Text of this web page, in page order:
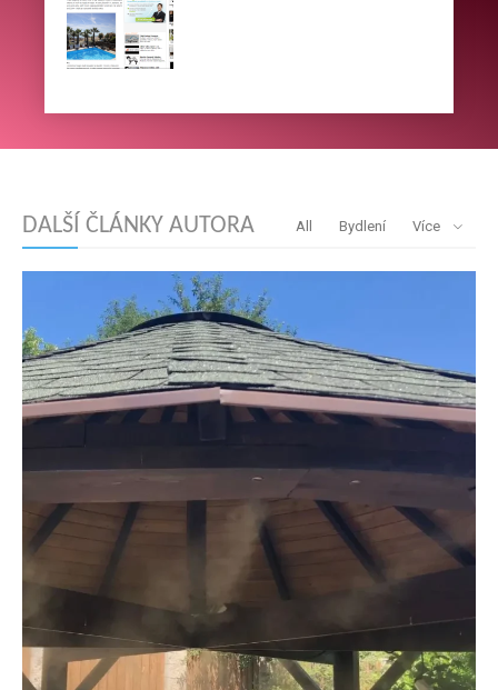
DALŠÍ ČLÁNKY AUTORA All Bydlení Více